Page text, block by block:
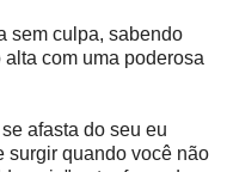
sem culpa, sabendo
com uma poderosa
afasta do seu eu
surgir quando você não